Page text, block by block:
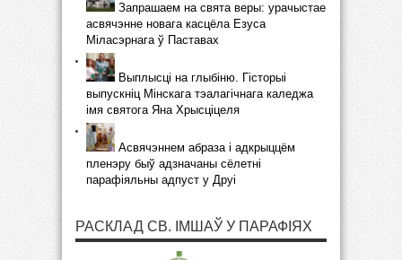
Запрашаем на свята веры: урачыстае
асвячэнне новага касцёла Езуса
Міласэрнага ў Паставах
Выплысці на глыбіню. Гісторыі
выпускніц Мінскага тэалагічнага каледжа
імя святога Яна Хрысціцеля
Асвячэннем абраза і адкрыццём
пленэру быў адзначаны сёлетні
парафіяльны адпуст у Друі
РАСКЛАД СВ. ІМШАЎ У ПАРАФІЯХ